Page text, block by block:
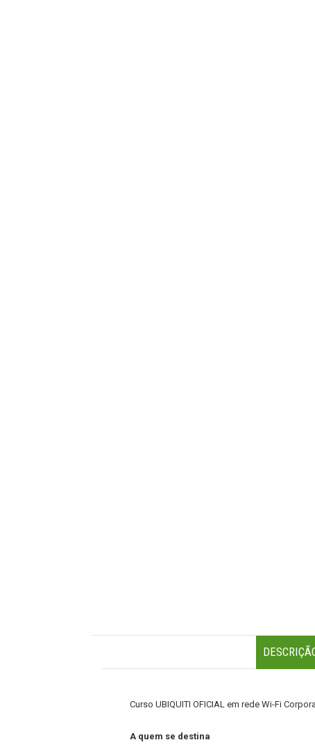
Curso UBIQUITI OFICIAL em rede Wi-Fi
A quem se destina